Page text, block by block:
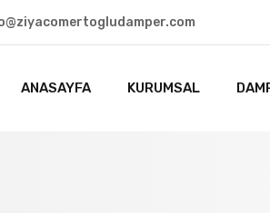
ANASAYFA KURUMSAL